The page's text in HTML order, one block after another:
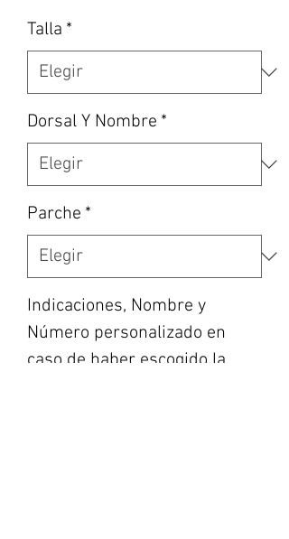
Talla *
Dorsal Y Nombre *
Parche *
Indicaciones, Nombre y
Número personalizado en
caso de haber escogido la